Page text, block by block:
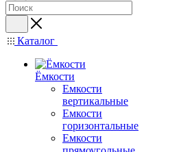
Каталог
Ёмкости
Емкости
вертикальные
Емкости
горизонтальные
Емкости